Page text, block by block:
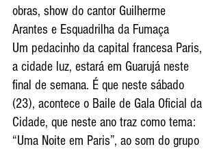
obras, show do cantor Guilherme
Arantes e Esquadrilha da Fumaça
Um pedacinho da capital francesa Paris,
a cidade luz, estará em Guarujá neste
final de semana. É que neste sábado
(23), acontece o Baile de Gala Oficial da
Cidade, que neste ano traz como tema:
“Uma Noite em Paris”, ao som do grupo